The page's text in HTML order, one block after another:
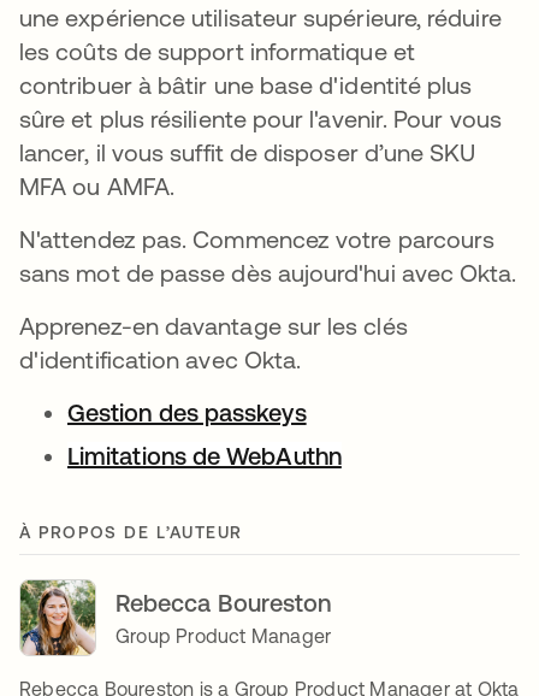
une expérience utilisateur supérieure, réduire
les coûts de support informatique et
contribuer à bâtir une base d'identité plus
sûre et plus résiliente pour l'avenir. Pour vous
lancer, il vous suffit de disposer d’une SKU
MFA ou AMFA.
N'attendez pas. Commencez votre parcours
sans mot de passe dès aujourd'hui avec Okta.
Apprenez-en davantage sur les clés
d'identification avec Okta.
Gestion des passkeys
Limitations de WebAuthn
À PROPOS DE L’AUTEUR
Rebecca Boureston
Group Product Manager
Rebecca Boureston is a Group Product Manager at Okta